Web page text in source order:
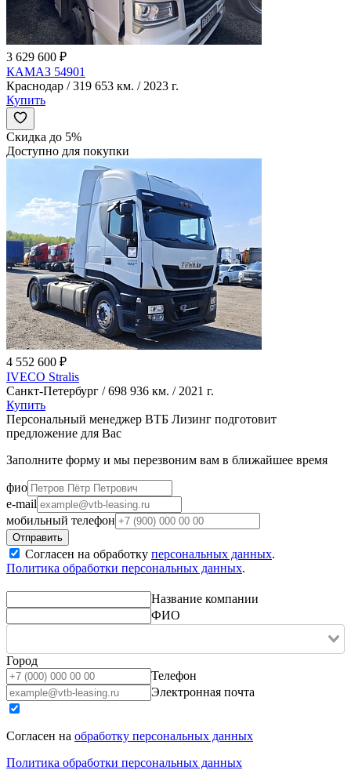
3 629 600 ₽
КАМАЗ 54901
Краснодар / 319 653 км. / 2023 г.
Купить
Скидка до 5%
Доступно для покупки
4 552 600 ₽
IVECO Stralis
Санкт-Петербург / 698 936 км. / 2021 г.
Купить
Персональный менеджер ВТБ Лизинг подготовит
предложение для Вас
Заполните форму и мы перезвоним вам в ближайшее время
фио
e-mail
мобильный телефон
Согласен на обработку персональных данных.
Политика обработки персональных данных.
Название компании
ФИО
Город
Телефон
Электронная почта
Согласен на обработку персональных данных
Политика обработки персональных данных